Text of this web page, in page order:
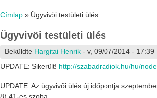
Címlap » Ügyvivöi testületi ülés
Ügyvivöi testületi ülés
Beküldte Hargitai Henrik - v, 09/07/2014 - 17:39
UPDATE: Sikerült! http://szabadradiok.hu/hu/
UPDATE: Az ügyvivői ülés új időpontja
8) 41-es szoba.